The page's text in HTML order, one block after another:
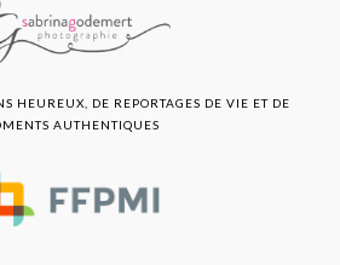
HEUREUX, DE REPORTAGES DE VIE ET DE
AUTHENTIQUES